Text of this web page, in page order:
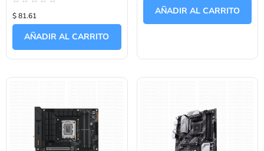
con
0
$ 81.61
AÑADIR AL CARRITO
AÑADIR AL CARRITO